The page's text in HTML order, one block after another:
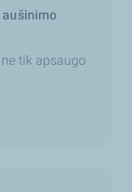
tik apsaugo